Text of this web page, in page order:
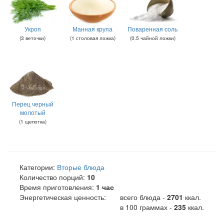
Укроп
(3 веточки)
Манная крупа
(1 столовая ложка)
Поваренная соль
(0.5 чайной ложки)
Перец черный
молотый
(1 щепотка)
Категории: Вторые блюда
Количество порций: 10
Время приготовления: 1 час
Энергетическая ценность:
всего блюда - 2701 ккал.
в 100 граммах - 235 ккал.